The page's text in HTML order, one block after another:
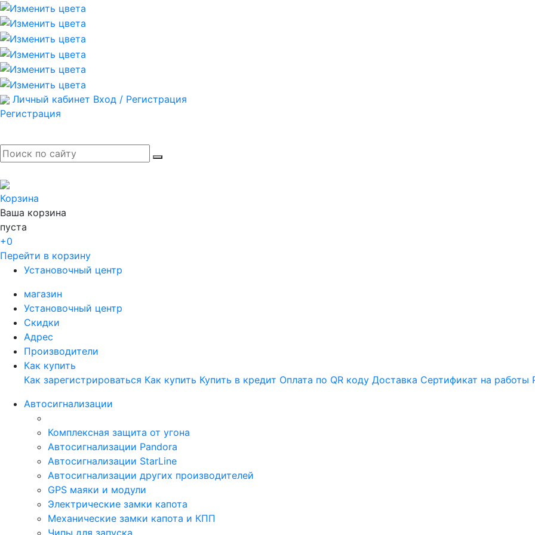
Личный кабинет Вход / Регистрация
Регистрация
Корзина
Ваша корзина
пуста
+0
Перейти в корзину
Установочный центр
магазин
Установочный центр
Скидки
Адрес
Производители
Как купить
Как зарегистрироваться Как купить Купить в кредит Оплата по QR коду Доставка Сертификат на работы
Автосигнализации
Комплексная защита от угона
Автосигнализации Pandora
Автосигнализации StarLine
Автосигнализации других производителей
GPS маяки и модули
Электрические замки капота
Механические замки капота и КПП
Чипы для запуска